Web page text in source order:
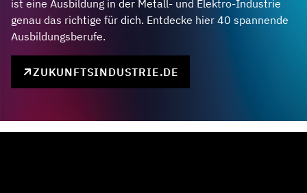
ist eine Ausbildung in der Metall- und Elektro-Industrie
genau das richtige für dich. Entdecke hier 40 spannende
Ausbildungsberufe.
ZUKUNFTSINDUSTRIE.DE